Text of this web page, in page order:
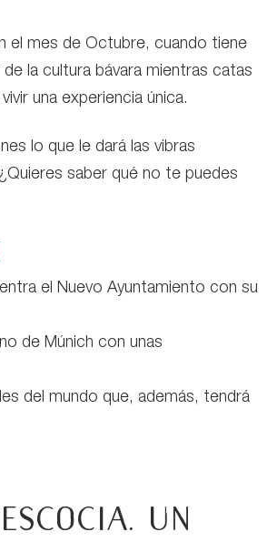
el mes de Octubre, cuando tiene
la cultura bávara mientras catas
una experiencia única.
lo que le dará las vibras
saber qué no te puedes
el Nuevo Ayuntamiento con su
de Múnich con unas
del mundo que, además, tendrá
Un